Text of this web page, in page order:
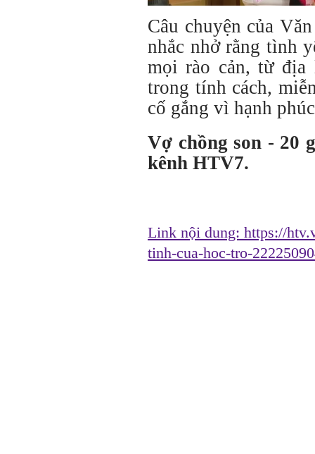
Câu chuyện của
nhắc nhở rằng tình
mọi rào cản, từ địa
trong tính cách,
cố gắng vì hạnh
Vợ chồng son - 20
kênh HTV7.
Link nội dung: https://
tinh-cua-hoc-tro-